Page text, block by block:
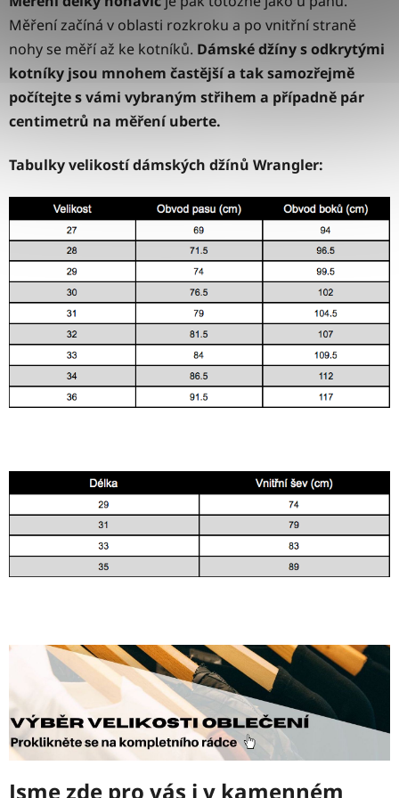
Měření začíná v oblasti rozkroku a po vnitřní straně
nohy se měří až ke kotníků. Dámské džíny s odkrytými
kotníky jsou mnohem častější a tak samozřejmě
počítejte s vámi vybraným střihem a případně pár
centimetrů na měření uberte.
Tabulky velikostí dámských džínů Wrangler:
Jsme zde pro vás i v kamenném